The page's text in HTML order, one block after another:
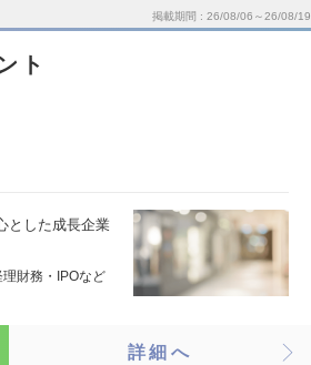
掲載期間 26/08/06～26/08/19
ト
とした成長企業
理財務・IPOなど
詳細へ